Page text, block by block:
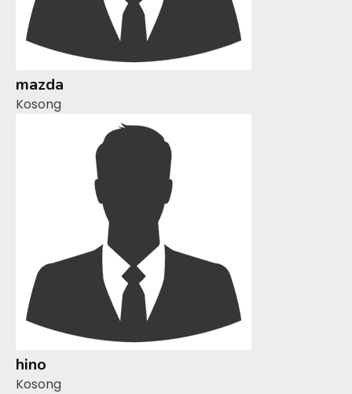
mazda
Kosong
hino
Kosong